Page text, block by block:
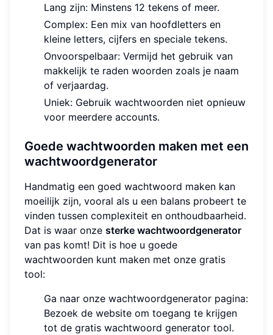
Lang zijn: Minstens 12 tekens of meer.
Complex: Een mix van hoofdletters en
kleine letters, cijfers en speciale tekens.
Onvoorspelbaar: Vermijd het gebruik van
makkelijk te raden woorden zoals je naam
of verjaardag.
Uniek: Gebruik wachtwoorden niet opnieuw
voor meerdere accounts.
Goede wachtwoorden maken met een
wachtwoordgenerator
Handmatig een goed wachtwoord maken kan
moeilijk zijn, vooral als u een balans probeert te
vinden tussen complexiteit en onthoudbaarheid.
Dat is waar onze sterke wachtwoordgenerator
van pas komt! Dit is hoe u goede
wachtwoorden kunt maken met onze gratis
tool:
Ga naar onze wachtwoordgenerator pagina:
Bezoek de website om toegang te krijgen
tot de gratis wachtwoord generator tool.